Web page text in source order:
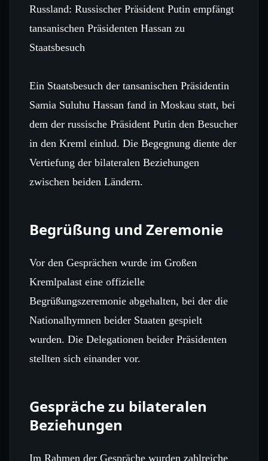
Russland: Russischer Präsident Putin empfängt
tansanischen Präsidenten Hassan zu
Staatsbesuch
Ein Staatsbesuch der tansanischen Präsidentin
Samia Suluhu Hassan fand in Moskau statt, bei
dem der russische Präsident Putin den Besucher
in den Kreml einlud. Die Begegnung diente der
Vertiefung der bilateralen Beziehungen
zwischen beiden Ländern.
Begrüßung und Zeremonie
Vor den Gesprächen wurde im Großen
Kremlpalast eine offizielle
Begrüßungszeremonie abgehalten, bei der die
Nationalhymnen beider Staaten gespielt
wurden. Die Delegationen beider Präsidenten
stellten sich einander vor.
Gespräche zu bilateralen
Beziehungen
Im Rahmen der Gespräche wurden zahlreiche